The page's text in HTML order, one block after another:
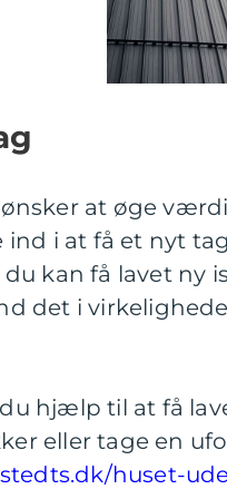
ønsker at øge
ind i at få et nyt
kan få lavet ny
det i
hjælp til at få
eller tage en
huset-